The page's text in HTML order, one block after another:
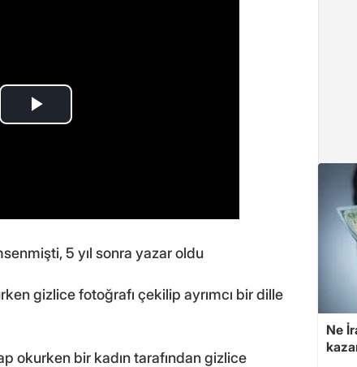
5 yıl sonra yazar oldu
gizlice fotoğrafı çekilip ayrımcı bir dille
okurken bir kadın tarafından gizlice
Ne